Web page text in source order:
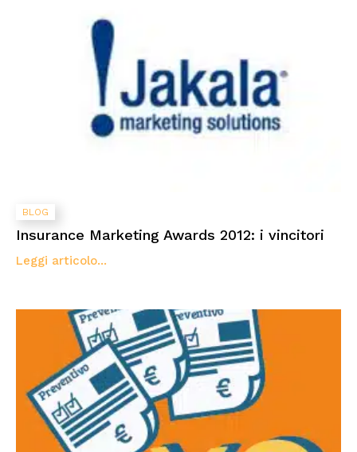
BLOG
Insurance Marketing Awards 2012: i vincitori
Leggi articolo...